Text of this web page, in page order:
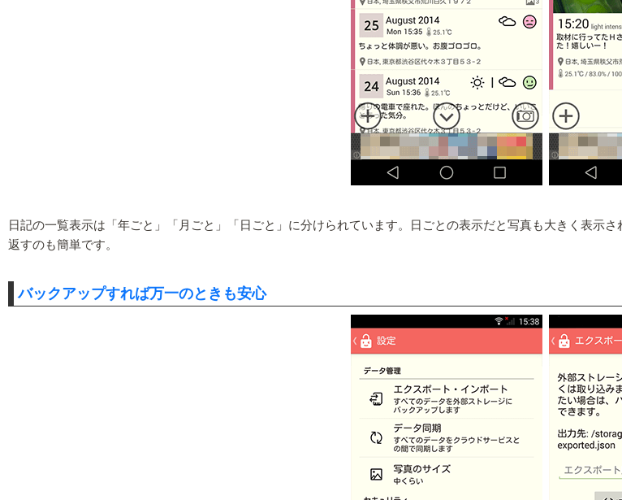
日記の一覧表示は「年ごと」「月ごと」「日ごと」に分けられています。日ごとの表示だと写真も大きく表示
返すのも簡単です。
バックアップすれば万一のときも安心